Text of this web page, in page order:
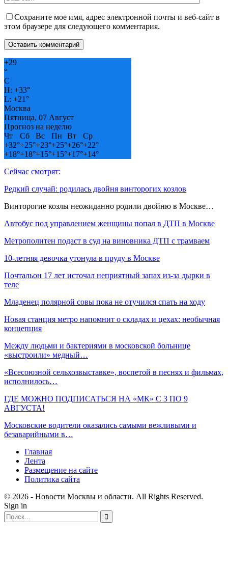
Сохраните мое имя, адрес электронной почты и веб-сайт в
этом браузере для следующего комментария.
+29
°
C
H: +33°
L: +21°
Москва
Пятница, 07 Август
Прогноз на неделю
Чт
Сб Вс Пн Вт
Ср
+32°+25°+23°+25°+26°+22°
+18°+18°+15°+15°+17°+14°
Сейчас смотрят:
Редкий случай: родилась двойня винторогих козлов
Винторогие козлы неожиданно родили двойню в Москве…
Автобус под управлением женщины попал в ДТП в Москве
Метрополитен подаст в суд на виновника ДТП с трамваем
10-летняя девочка утонула в пруду в Москве
Почтальон 17 лет источал неприятный запах из-за дырки в
теле
Младенец полярной совы пока не отучился спать на ходу
Новая станция метро напомнит о складах и цехах: необычная
концепция
Между людьми и бактериями в московской больнице
«выстроили» медный…
«Всесоюзной сельхозвыставке», воспетой в песнях и фильмах,
исполнилось…
ГДЕ МОЖНО ПОДПИСАТЬСЯ НА «МК» С 3 ПО 9
АВГУСТА!
Московские водители оказались самыми вежливыми и
безаварийными в…
Главная
Лента
Размещение на сайте
Политика сайта
© 2026 - Новости Москвы и области. All Rights Reserved.
Sign in